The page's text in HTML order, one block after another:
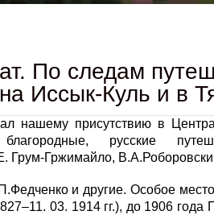
По следам
Иссык-Куль и в
нашему присутствию в
русские
Грум-Гржимайло,
и другие. Особое
03. 1914 гг.), до 1906